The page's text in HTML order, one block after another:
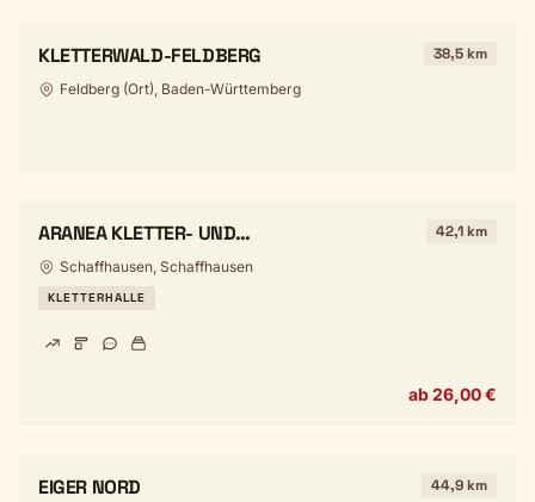
KLETTERWALD-FELDBERG 38,5 km
Feldberg (Ort), Baden-Württemberg
ARANEA KLETTER- UND
BADMINTONZENTRUM
42,1 km
Schaffhausen, Schaffhausen
KLETTERHALLE
ab 26,00 €
EIGER NORD 44,9 km